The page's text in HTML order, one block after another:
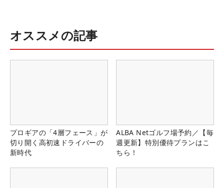
オススメの記事
プロギアの「4層フェース」が
切り開く高初速ドライバーの
新時代
ALBA Netゴルフ場予約／【毎
週更新】特別優待プランはこ
ちら！